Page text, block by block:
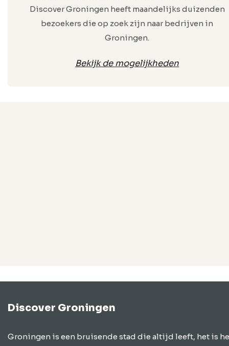
Discover Groningen heeft maandelijks duizenden
bezoekers die op zoek zijn naar bedrijven in
Groningen.
Bekijk de mogelijkheden
Discover Groningen
Groningen is een bruisende stad die altijd leeft, het is